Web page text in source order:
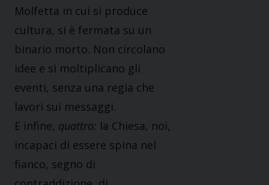
Molfetta in cui si produce
cultura, si è fermata su un
binario morto. Non circolano
idee e si moltiplicano gli
eventi, senza una regia che
lavori sui messaggi.
E infine, quattro: la Chiesa, noi,
incapaci di essere spina nel
fianco, segno di